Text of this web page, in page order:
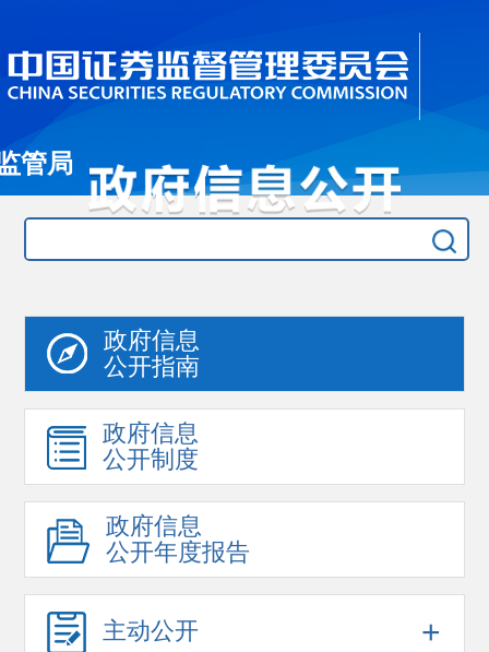
管局
政府信息
公开指南
政府信息
公开制度
政府信息
公开年度报告
主动公开 +